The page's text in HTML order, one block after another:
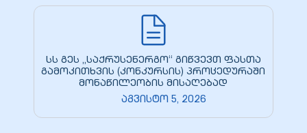
სს გეს „საქრუსენერგო“ გიწვევთ ფასთა
გამოკითხვის (კონკურსის) პროცედურაში
მონაწილეობის მისაღებად
აგვისტო 5, 2026